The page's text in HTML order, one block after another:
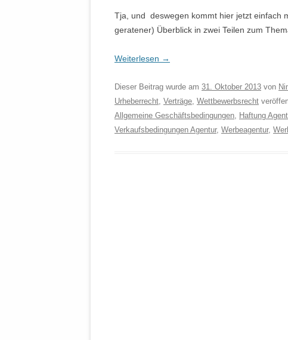
Tja, und deswegen kommt hier jetzt einfach
geratener) Überblick in zwei Teilen zum
Weiterlesen →
Dieser Beitrag wurde am 31. Oktober 2013 von
Urheberrecht, Verträge, Wettbewerbsrecht
Allgemeine Geschäftsbedingungen, Haftung
Verkaufsbedingungen Agentur, Werbeagentur,